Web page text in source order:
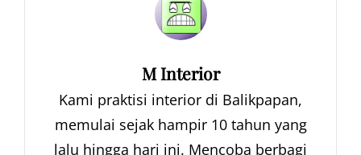
Author:
M Interior
Kami praktisi interior di Balikpapan,
memulai sejak hampir 10 tahun yang
lalu hingga hari ini. Mencoba berbagi